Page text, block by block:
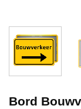
Bord